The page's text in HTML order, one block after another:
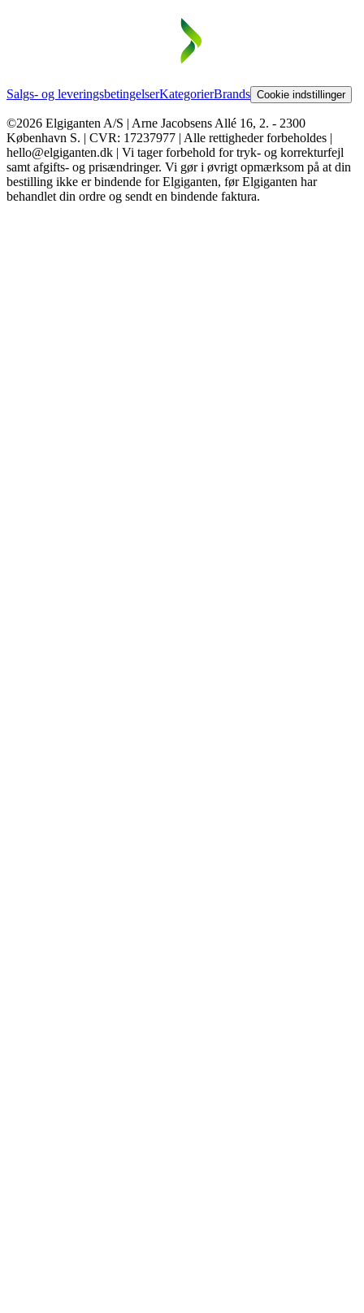
Salgs- og leveringsbetingelserKategorierBrands Cookie indstillinger
©2026 Elgiganten A/S | Arne Jacobsens Allé 16, 2. - 2300
København S. | CVR: 17237977 | Alle rettigheder forbeholdes |
hello@elgiganten.dk | Vi tager forbehold for tryk- og korrekturfejl
samt afgifts- og prisændringer. Vi gør i øvrigt opmærksom på at din
bestilling ikke er bindende for Elgiganten, før Elgiganten har
behandlet din ordre og sendt en bindende faktura.